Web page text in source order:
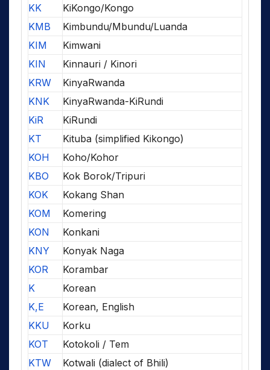
KK
KiKongo/Kongo
KMB
Kimbundu/Mbundu/Luanda
KIM
Kimwani
KIN
Kinnauri / Kinori
KRW
KinyaRwanda
KNK
KinyaRwanda-KiRundi
KiR
KiRundi
KT
Kituba (simplified Kikongo)
KOH
Koho/Kohor
KBO
Kok Borok/Tripuri
KOK
Kokang Shan
KOM
Komering
KON
Konkani
KNY
Konyak Naga
KOR
Korambar
K
Korean
K,E
Korean, English
KKU
Korku
KOT
Kotokoli / Tem
KTW
Kotwali (dialect of Bhili)